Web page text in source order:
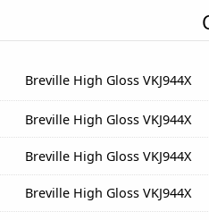
Breville High Gloss VKJ944X
Breville High Gloss VKJ944X
Breville High Gloss VKJ944X
Breville High Gloss VKJ944X